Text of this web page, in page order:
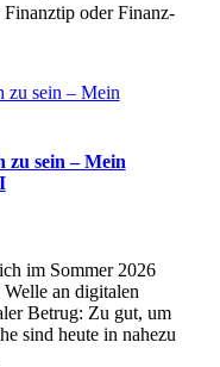
oder Finanz-
zu sein – Mein
im Sommer 2026
an digitalen
Betrug: Zu gut, um
sind heute in nahezu